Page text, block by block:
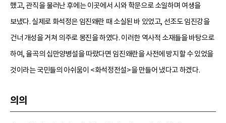
했고, 관직을 물러난 후에는 이곳에서 시와 학문으로 소일하며 여생을
보냈다. 실제로 화석정은 임진왜란 때 소실된 바 있었고, 선조도 임진강을
건너 개성을 거쳐 의주로 몽진을 하였다. 이러한 역사적 소재들을 바탕으로
하여, 율곡의 십만양병설을 따랐다면 임진왜란을 사전에 방지할 수 있었을
것이라는 국민들의 아쉬움이 <화석정전설>을 만들어 냈다고 하겠다.
의의